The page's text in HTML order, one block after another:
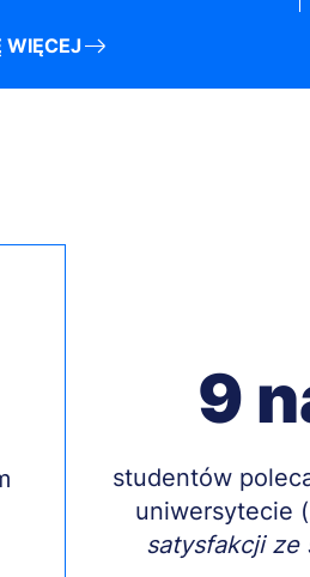
WIĘCEJ
9
Treść
studentów
uniwersytecie (
satysfakcji ze